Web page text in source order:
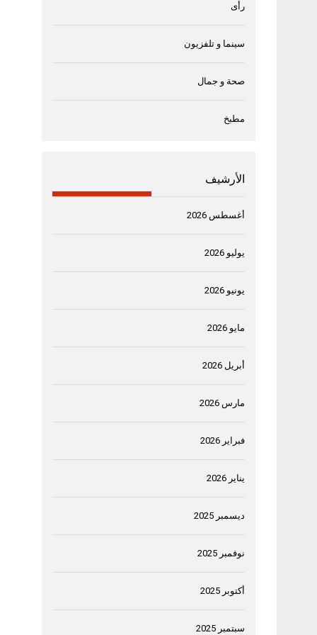
رأى
سينما و تلفزيون
صحة و جمال
مطبخ
الأرشيف
أغسطس 2026
يوليو 2026
يونيو 2026
مايو 2026
أبريل 2026
مارس 2026
فبراير 2026
يناير 2026
ديسمبر 2025
نوفمبر 2025
أكتوبر 2025
سبتمبر 2025